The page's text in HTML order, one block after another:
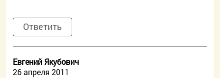
Ответить
Евгений Якубович
26 апреля 2011